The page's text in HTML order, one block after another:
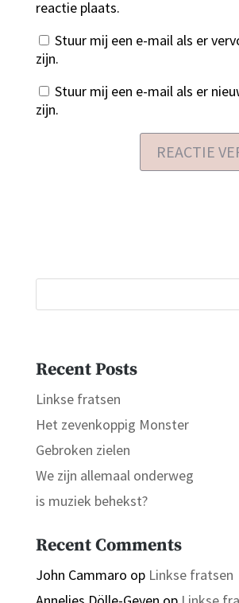
reactie plaats.
Stuur mij een e-mail als er
zijn.
Stuur mij een e-mail als er
zijn.
Recent Posts
Linkse fratsen
Het zevenkoppig Monster
Gebroken zielen
We zijn allemaal onderweg
is muziek behekst?
Recent Comments
John Cammaro op Linkse fratsen